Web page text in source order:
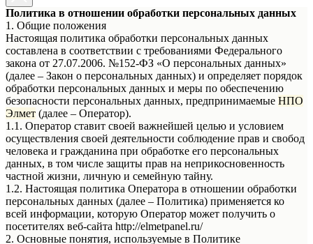
Политика в отношении обработки персональных данных
1. Общие положения
Настоящая политика обработки персональных данных
составлена в соответствии с требованиями Федерального
закона от 27.07.2006. №152-ФЗ «О персональных данных»
(далее – Закон о персональных данных) и определяет порядок
обработки персональных данных и меры по обеспечению
безопасности персональных данных, предпринимаемые НПО
Элмет (далее – Оператор).
1.1. Оператор ставит своей важнейшей целью и условием
осуществления своей деятельности соблюдение прав и свобод
человека и гражданина при обработке его персональных
данных, в том числе защиты прав на неприкосновенность
частной жизни, личную и семейную тайну.
1.2. Настоящая политика Оператора в отношении обработки
персональных данных (далее – Политика) применяется ко
всей информации, которую Оператор может получить о
посетителях веб-сайта http://elmetpanel.ru/
2. Основные понятия, используемые в Политике